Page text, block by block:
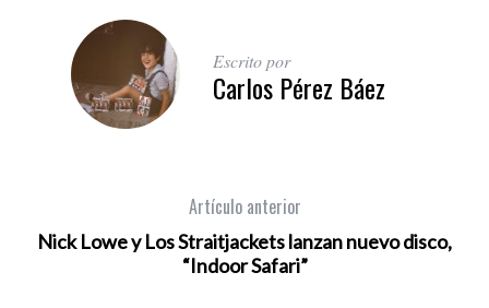
Escrito por
Carlos Pérez Báez
Artículo anterior
Nick Lowe y Los Straitjackets lanzan nuevo disco,
“Indoor Safari”